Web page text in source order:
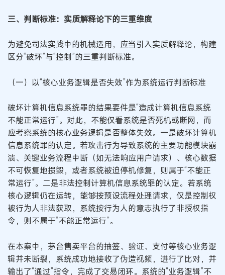
三、判断标准：实质解释论下的三重维度
为避免司法实践中的机械适用，应当引入实质解释论，构建
区分“破坏”与“控制”的三重判断标准。
（一）以“核心业务逻辑是否失效”作为系统运行判断标准
破坏计算机信息系统罪的结果要件是“造成计算机信息系统
不能正常运行”。对此，不能仅看系统是否死机或断网，而
应考察系统的核心业务逻辑是否整体失效。一是破坏计算机
信息系统罪的认定。若攻击行为导致系统的主要功能模块崩
溃、关键业务流程中断（如无法响应用户请求）、核心数据
不可恢复地损毁，或者系统被迫停机修复，则属于“不能正
常运行”。二是非法控制计算机信息系统罪的认定。若系统
核心逻辑仍在运转，能够按预设流程处理请求，仅是控制权
被行为人非法获取，系统按行为人的意志执行了非授权指
令，则不属于“不能正常运行”。
在本案中，茅台售卖平台的抽签、验证、支付等核心业务逻
辑并未断裂，系统成功地接收了伪造视频，进行了比对，并
输出了“通过”指令，完成了交易闭环。系统的“业务逻辑”不